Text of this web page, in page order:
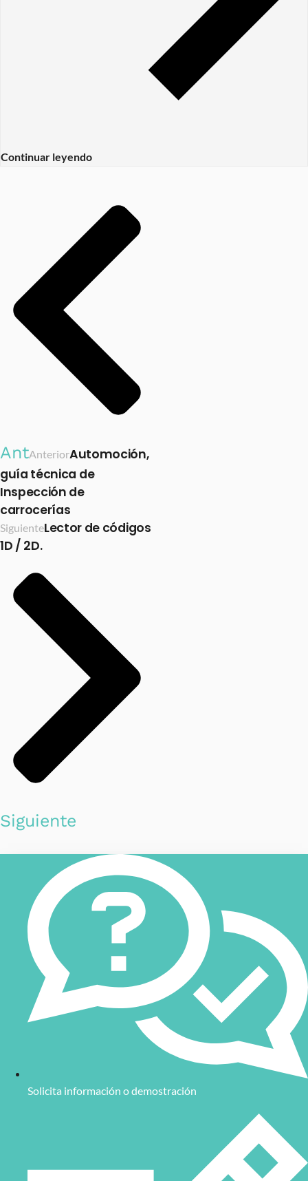
Continuar leyendo
AntAnteriorAutomoción,
guía técnica de
Inspección de
carrocerías
SiguienteLector de códigos
1D / 2D.
Siguiente
Solicita información o demostración